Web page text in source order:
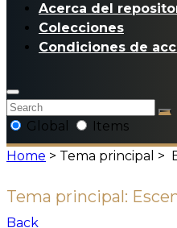
Acerca del
Colecciones
Condiciones de
Global
Items
Home > Tema principal >
Tema principal:
Back